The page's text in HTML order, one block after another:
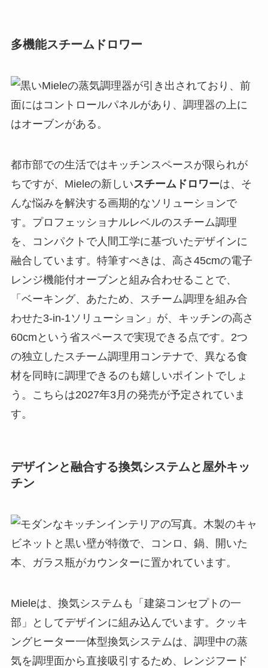
多機能スチームドロワー
都市部での生活ではキッチンスペースが限られが
ちですが、Mieleの新しいスチームドロワーは、そ
んな悩みを解決する画期的なソリューションで
す。プロフェッショナルレベルのスチーム調理
を、コンパクトで人間工学に基づいたデザインに
融合しています。特筆すべきは、高さ45cmの電子
レンジ機能付オーブンと組み合わせることで、
「ベーキング、あたため、スチーム調理を組み合
わせた3-in-1ソリューション」が、キッチンの高さ
60cmという省スペースで実現できる点です。2つ
の独立したスチーム調理用コンテナで、異なる食
材を同時に調理できるのも嬉しいポイントでしょ
う。こちらは2027年3月の発売が予定されていま
す。
デザインと融合する換気システムと屋外キッ
チン
Mieleは、換気システムも「建築コンセプトの一
部」としてデザインに組み込んでいます。クッキ
ングヒーター一体型換気システムは、調理中の蒸
気を調理面から直接吸引するため、レンジフード